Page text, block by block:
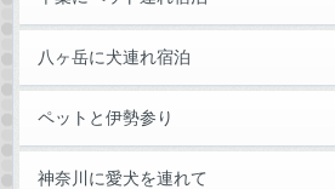
八ヶ岳に犬連れ宿泊
ペットと伊勢参り
神奈川に愛犬を連れて